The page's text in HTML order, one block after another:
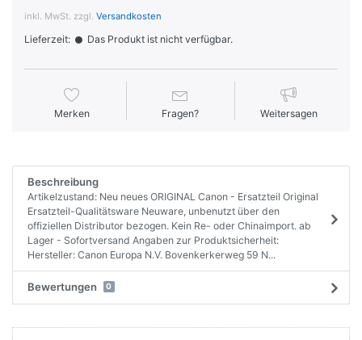
inkl. MwSt. zzgl. Versandkosten
Lieferzeit: Das Produkt ist nicht verfügbar.
Merken Fragen? Weitersagen
Beschreibung
Artikelzustand: Neu neues ORIGINAL Canon - Ersatzteil Original
Ersatzteil-Qualitätsware Neuware, unbenutzt über den
offiziellen Distributor bezogen. Kein Re- oder Chinaimport. ab
Lager - Sofortversand Angaben zur Produktsicherheit:
Hersteller: Canon Europa N.V. Bovenkerkerweg 59 N...
Bewertungen 0